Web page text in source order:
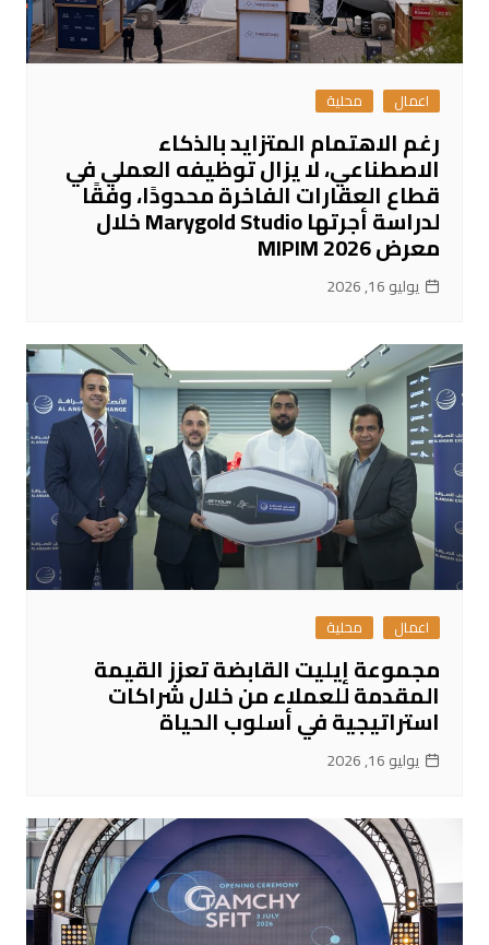
اعمال محلية
رغم الاهتمام المتزايد بالذكاء
الاصطناعي، لا يزال توظيفه العملي في
قطاع العقارات الفاخرة محدودًا، وفقًا
لدراسة أجرتها Marygold Studio خلال
معرض MIPIM 2026
يوليو 16, 2026
اعمال محلية
مجموعة إيليت القابضة تعزز القيمة
المقدمة للعملاء من خلال شراكات
استراتيجية في أسلوب الحياة
يوليو 16, 2026